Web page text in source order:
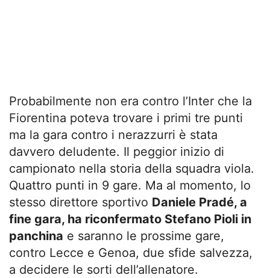
Probabilmente non era contro l’Inter che la
Fiorentina poteva trovare i primi tre punti
ma la gara contro i nerazzurri è stata
davvero deludente. Il peggior inizio di
campionato nella storia della squadra viola.
Quattro punti in 9 gare. Ma al momento, lo
stesso direttore sportivo Daniele Pradé, a
fine gara, ha riconfermato Stefano Pioli in
panchina e saranno le prossime gare,
contro Lecce e Genoa, due sfide salvezza,
a decidere le sorti dell’allenatore.